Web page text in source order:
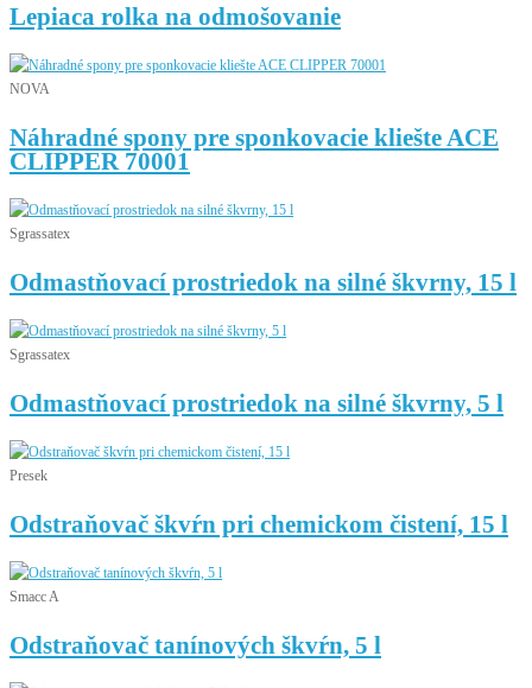
Lepiaca rolka na odmošovanie
NOVA
Náhradné spony pre sponkovacie kliešte ACE
CLIPPER 70001
Sgrassatex
Odmastňovací prostriedok na silné škvrny, 15 l
Sgrassatex
Odmastňovací prostriedok na silné škvrny, 5 l
Presek
Odstraňovač škvŕn pri chemickom čistení, 15 l
Smacc A
Odstraňovač tanínových škvŕn, 5 l